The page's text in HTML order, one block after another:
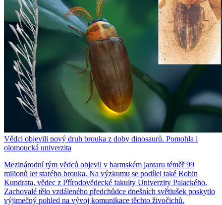
Vědci objevili nový druh brouka z doby dinosaurů. Pomohla i
olomoucká univerzita
Mezinárodní tým vědců objevil v barmském jantaru téměř 99
milionů let starého brouka. Na výzkumu se podílel také Robin
Kundrata, vědec z Přírodovědecké fakulty Univerzity Palackého.
Zachovalé tělo vzdáleného předchůdce dnešních světlušek poskytlo
výjimečný pohled na vývoj komunikace těchto živočichů.